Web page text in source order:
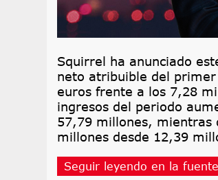
Squirrel ha anunciado
neto atribuible del
euros frente a los 7,28
ingresos del periodo
57,79 millones, mientras
millones desde 12,39
Seguir leyendo en la